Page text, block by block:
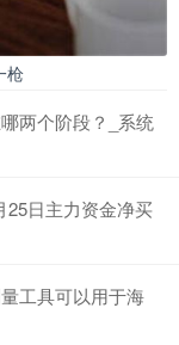
枪
两个阶段？_系统
25日主力资金净买
工具可以用于海